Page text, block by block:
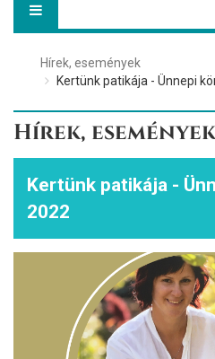
Hírek, események
Kertünk patikája - Ünnepi
Hírek, események
Kertünk patikája -
2022